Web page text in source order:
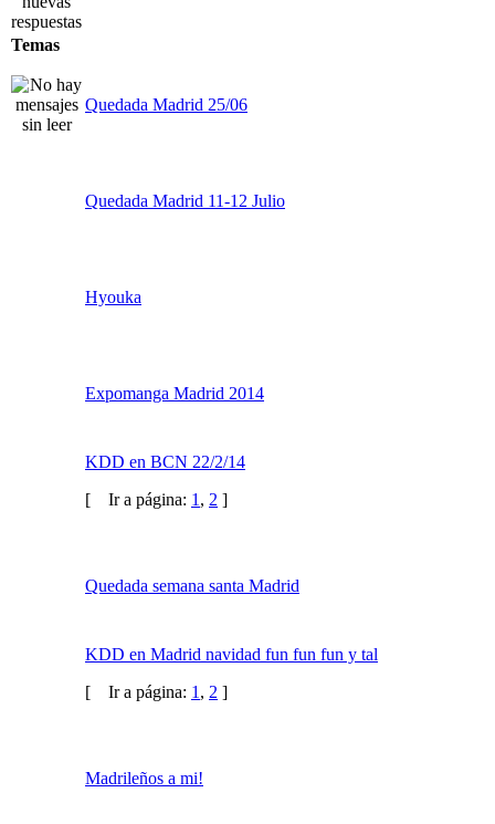
Temas
Quedada Madrid 25/06
Expomanga Madrid 2014
[
Ir a página:1,2]
Quedada semana santa Madrid
KDD en Madrid navidad fun fun fun y tal